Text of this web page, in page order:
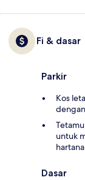
Fi & dasar
Parkir
Kos
untuk
Dasar